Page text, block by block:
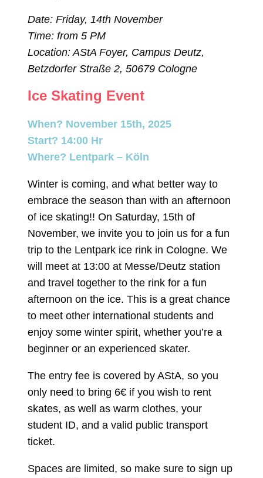
Date: Friday, 14th November
Time: from 5 PM
Location: AStA Foyer, Campus Deutz,
Betzdorfer Straße 2, 50679 Cologne
Ice Skating Event
When? November 15th, 2025
Start? 14:00 Hr
Where? Lentpark – Köln
Winter is coming, and what better way to
embrace the season than with an afternoon
of ice skating!! On Saturday, 15th of
November, we invite you to join us for a fun
trip to the Lentpark ice rink in Cologne. We
will meet at 13:00 at Messe/Deutz station
and travel together to the rink for a fun
afternoon on the ice. This is a great chance
to meet other international students and
enjoy some winter spirit, whether you’re a
beginner or an experienced skater.
The entry fee is covered by AStA, so you
only need to bring 6€ if you wish to rent
skates, as well as warm clothes, your
student ID, and a valid public transport
ticket.
Spaces are limited, so make sure to sign up